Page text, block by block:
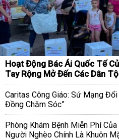
Hoạt Động Bác Ái Quốc Tế
Tay Rộng Mở Đến Các Dân
Caritas Công Giáo: Sứ Mạng
Đồng Chăm Sóc”
Phòng Khám Bệnh Miễn Phí
Người Nghèo Chính Là Khuôn